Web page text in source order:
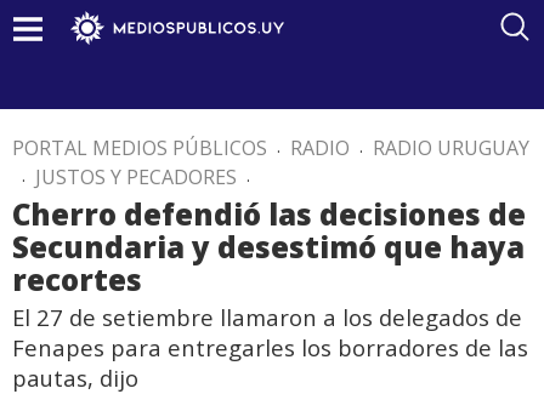
PORTAL MEDIOS PÚBLICOS . RADIO . RADIO URUGUAY
. JUSTOS Y PECADORES .
Cherro defendió las decisiones de
Secundaria y desestimó que haya
recortes
El 27 de setiembre llamaron a los delegados de
Fenapes para entregarles los borradores de las
pautas, dijo